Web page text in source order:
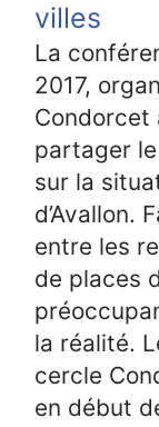
villes
La
2017,
partager
sur la
d’Avallon.
entre les
de places
la réalité.
cercle
en début